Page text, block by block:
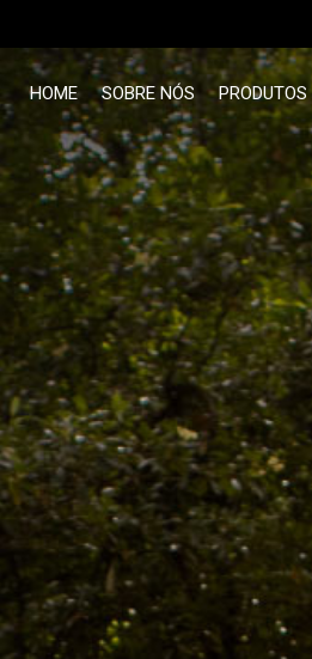
HOME SOBRE NÓS PRODUTOS